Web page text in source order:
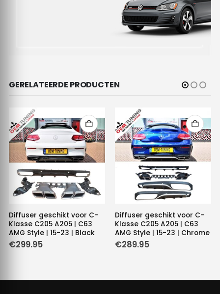
GERELATEERDE PRODUCTEN
Diffuser geschikt voor C-
Klasse C205 A205 | C63
AMG Style | 15-23 | Black
€299.95
Diffuser geschikt voor C-
Klasse C205 A205 | C63
AMG Style | 15-23 | Chrome
€289.95